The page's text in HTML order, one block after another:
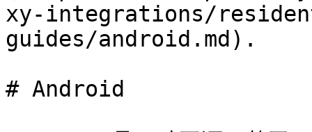
xy-integrations/
guides/android.md).
# Android